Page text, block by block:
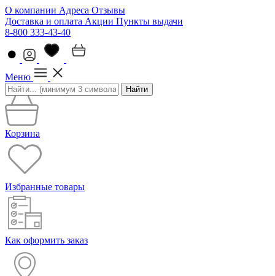
О компании Адреса Отзывы
Доставка и оплата Акции Пункты выдачи
8-800 333-43-40
Меню
Найти
Корзина
Избранные товары
Как оформить заказ